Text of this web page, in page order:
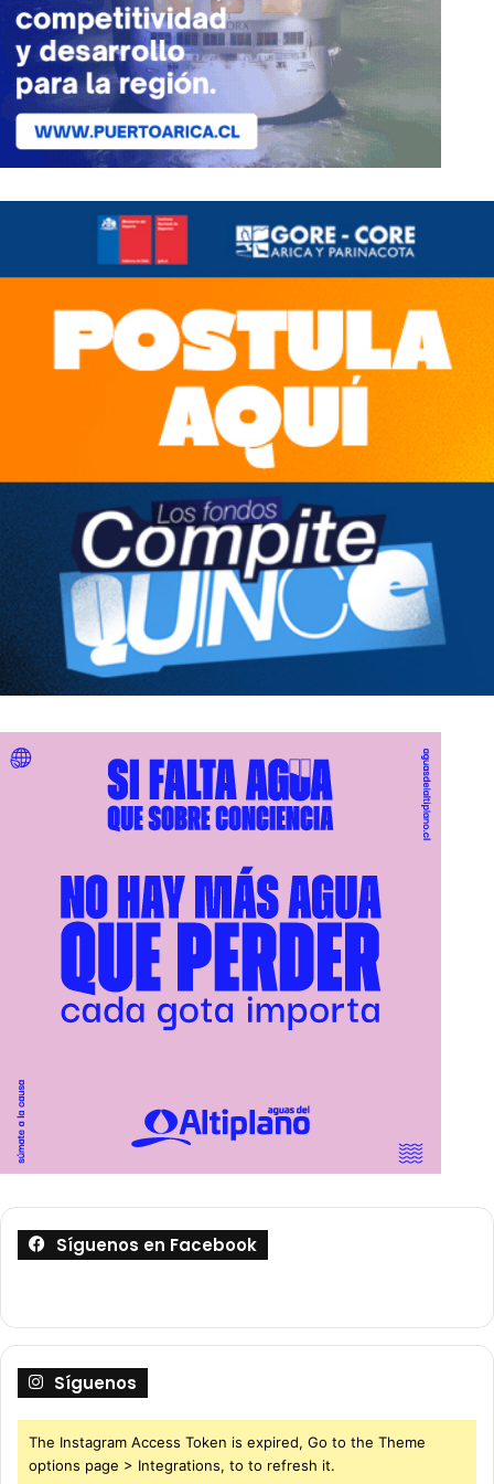
Síguenos en Facebook
Síguenos
The Instagram Access Token is expired, Go to the Theme
options page > Integrations, to to refresh it.